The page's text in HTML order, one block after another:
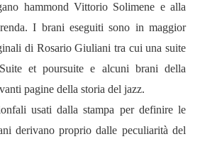
hammond Vittorio Solimene e alla
I brani eseguiti sono in maggior
di Rosario Giuliani tra cui una suite
et poursuite e alcuni brani della
pagine della storia del jazz.
usati dalla stampa per definire le
derivano proprio dalle peculiaritàdel